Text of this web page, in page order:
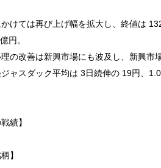
けては再び上げ幅を拡大し、終値は
円。
の改善は新興市場にも波及し、新興市
ャスダック平均は 3日続伸の 19円、
績】
】